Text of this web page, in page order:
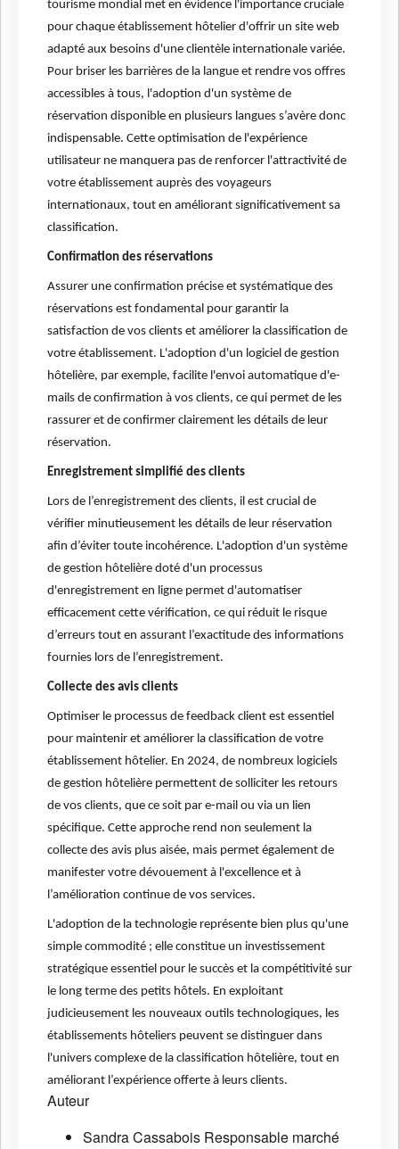
tourisme mondial met en évidence l'importance cruciale
pour chaque établissement hôtelier d'offrir un site web
adapté aux besoins d'une clientèle internationale variée.
Pour briser les barrières de la langue et rendre vos offres
accessibles à tous, l'adoption d'un système de
réservation disponible en plusieurs langues s’avère donc
indispensable. Cette optimisation de l'expérience
utilisateur ne manquera pas de renforcer l'attractivité de
votre établissement auprès des voyageurs
internationaux, tout en améliorant significativement sa
classification.
Confirmation des réservations
Assurer une confirmation précise et systématique des
réservations est fondamental pour garantir la
satisfaction de vos clients et améliorer la classification de
votre établissement. L'adoption d'un logiciel de gestion
hôtelière, par exemple, facilite l'envoi automatique d'e-
mails de confirmation à vos clients, ce qui permet de les
rassurer et de confirmer clairement les détails de leur
réservation.
Enregistrement simplifié des clients
Lors de l’enregistrement des clients, il est crucial de
vérifier minutieusement les détails de leur réservation
afin d’éviter toute incohérence. L'adoption d'un système
de gestion hôtelière doté d'un processus
d'enregistrement en ligne permet d'automatiser
efficacement cette vérification, ce qui réduit le risque
d’erreurs tout en assurant l’exactitude des informations
fournies lors de l’enregistrement.
Collecte des avis clients
Optimiser le processus de feedback client est essentiel
pour maintenir et améliorer la classification de votre
établissement hôtelier. En 2024, de nombreux logiciels
de gestion hôtelière permettent de solliciter les retours
de vos clients, que ce soit par e-mail ou via un lien
spécifique. Cette approche rend non seulement la
collecte des avis plus aisée, mais permet également de
manifester votre dévouement à l'excellence et à
l’amélioration continue de vos services.
L'adoption de la technologie représente bien plus qu'une
simple commodité ; elle constitue un investissement
stratégique essentiel pour le succès et la compétitivité sur
le long terme des petits hôtels. En exploitant
judicieusement les nouveaux outils technologiques, les
établissements hôteliers peuvent se distinguer dans
l'univers complexe de la classification hôtelière, tout en
améliorant l’expérience offerte à leurs clients.
Auteur
Sandra Cassabois Responsable marché